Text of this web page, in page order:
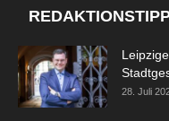
28. Juli